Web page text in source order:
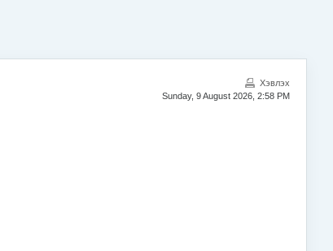
Хэвлэх
Sunday, 9 August 2026, 2:58 PM